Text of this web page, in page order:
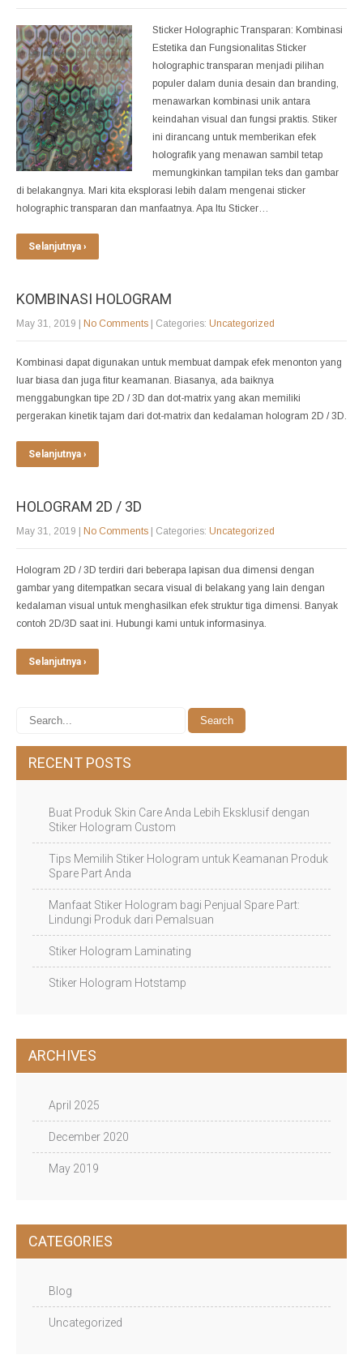
Sticker Holographic Transparan: Kombinasi
Estetika dan Fungsionalitas Sticker
holographic transparan menjadi pilihan
populer dalam dunia desain dan branding,
menawarkan kombinasi unik antara
keindahan visual dan fungsi praktis. Stiker
ini dirancang untuk memberikan efek
holografik yang menawan sambil tetap
memungkinkan tampilan teks dan gambar
di belakangnya. Mari kita eksplorasi lebih dalam mengenai sticker
holographic transparan dan manfaatnya. Apa Itu Sticker…
Selanjutnya ›
KOMBINASI HOLOGRAM
May 31, 2019 | No Comments | Categories: Uncategorized
Kombinasi dapat digunakan untuk membuat dampak efek menonton yang
luar biasa dan juga fitur keamanan. Biasanya, ada baiknya
menggabungkan tipe 2D / 3D dan dot-matrix yang akan memiliki
pergerakan kinetik tajam dari dot-matrix dan kedalaman hologram 2D / 3D.
Selanjutnya ›
HOLOGRAM 2D / 3D
May 31, 2019 | No Comments | Categories: Uncategorized
Hologram 2D / 3D terdiri dari beberapa lapisan dua dimensi dengan
gambar yang ditempatkan secara visual di belakang yang lain dengan
kedalaman visual untuk menghasilkan efek struktur tiga dimensi. Banyak
contoh 2D/3D saat ini. Hubungi kami untuk informasinya.
Selanjutnya ›
RECENT POSTS
Buat Produk Skin Care Anda Lebih Eksklusif dengan
Stiker Hologram Custom
Tips Memilih Stiker Hologram untuk Keamanan Produk
Spare Part Anda
Manfaat Stiker Hologram bagi Penjual Spare Part:
Lindungi Produk dari Pemalsuan
Stiker Hologram Laminating
Stiker Hologram Hotstamp
ARCHIVES
April 2025
December 2020
May 2019
CATEGORIES
Blog
Uncategorized